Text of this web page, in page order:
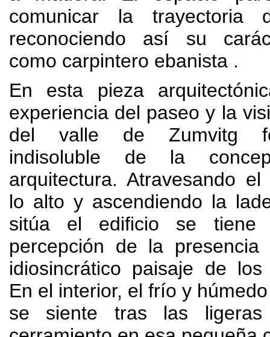
comunicar la trayectoria
reconociendo así su
como carpintero ebanista .
En esta pieza
experiencia del paseo y la
del valle de Zumvitg
indisoluble de la
arquitectura. Atravesando
lo alto y ascendiendo la
sitúa el edificio se tiene
percepción de la presencia
idiosincrático paisaje de
En el interior, el frío y
se siente tras las ligeras